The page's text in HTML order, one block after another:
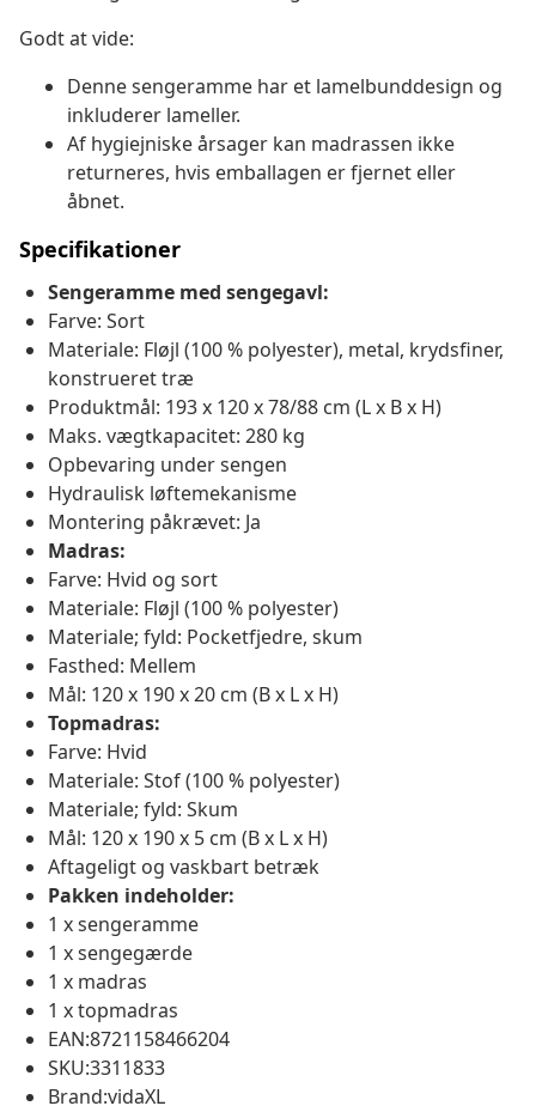
Godt at vide:
Denne sengeramme har et lamelbunddesign og
inkluderer lameller.
Af hygiejniske årsager kan madrassen ikke
returneres, hvis emballagen er fjernet eller
åbnet.
Specifikationer
Sengeramme med sengegavl:
Farve: Sort
Materiale: Fløjl (100 % polyester), metal, krydsfiner,
konstrueret træ
Produktmål: 193 x 120 x 78/88 cm (L x B x H)
Maks. vægtkapacitet: 280 kg
Opbevaring under sengen
Hydraulisk løftemekanisme
Montering påkrævet: Ja
Madras:
Farve: Hvid og sort
Materiale: Fløjl (100 % polyester)
Materiale; fyld: Pocketfjedre, skum
Fasthed: Mellem
Mål: 120 x 190 x 20 cm (B x L x H)
Topmadras:
Farve: Hvid
Materiale: Stof (100 % polyester)
Materiale; fyld: Skum
Mål: 120 x 190 x 5 cm (B x L x H)
Aftageligt og vaskbart betræk
Pakken indeholder:
1 x sengeramme
1 x sengegærde
1 x madras
1 x topmadras
EAN:8721158466204
SKU:3311833
Brand:vidaXL